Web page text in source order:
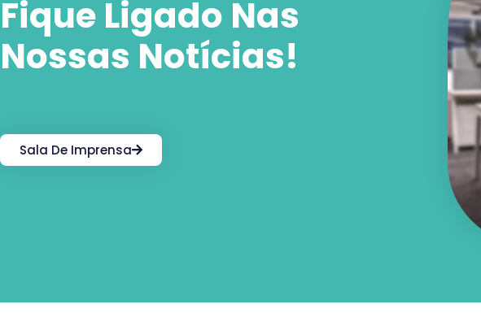
Fique Ligado Nas
Nossas Notícias!
Sala De Imprensa